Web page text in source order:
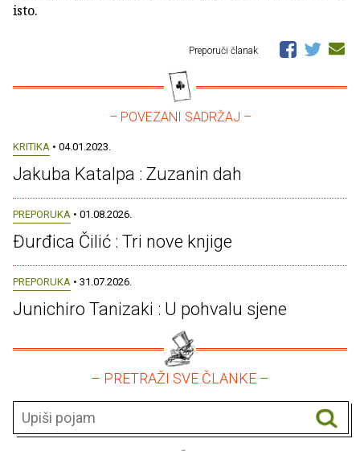
isto.
Preporuči članak
– POVEZANI SADRŽAJ –
KRITIKA • 04.01.2023.
Jakuba Katalpa : Zuzanin dah
PREPORUKA • 01.08.2026.
Đurđica Čilić : Tri nove knjige
PREPORUKA • 31.07.2026.
Junichiro Tanizaki : U pohvalu sjene
– PRETRAŽI SVE ČLANKE –